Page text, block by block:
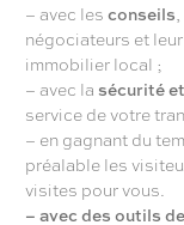
– avec les conseils
négociateurs et
immobilier local ;
– avec la sécurité
service de votre
– en gagnant du
préalable les
visites pour vous.
– avec des outils